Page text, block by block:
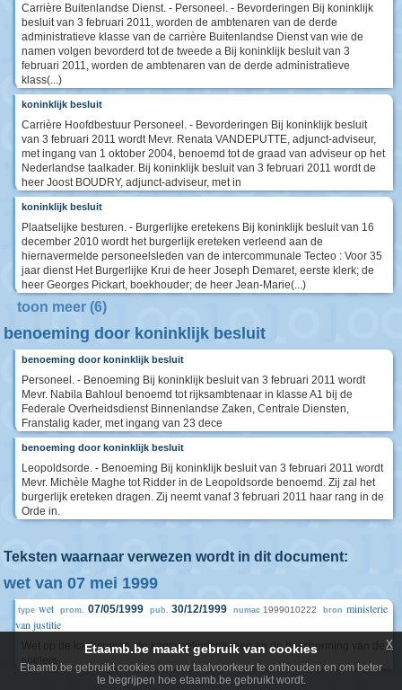
Carrière Buitenlandse Dienst. - Personeel. - Bevorderingen Bij koninklijk
besluit van 3 februari 2011, worden de ambtenaren van de derde
administratieve klasse van de carrière Buitenlandse Dienst van wie de
namen volgen bevorderd tot de tweede a Bij koninklijk besluit van 3
februari 2011, worden de ambtenaren van de derde administratieve
klass(...)
koninklijk besluit
Carrière Hoofdbestuur Personeel. - Bevorderingen Bij koninklijk besluit
van 3 februari 2011 wordt Mevr. Renata VANDEPUTTE, adjunct-adviseur,
met ingang van 1 oktober 2004, benoemd tot de graad van adviseur op het
Nederlandse taalkader. Bij koninklijk besluit van 3 februari 2011 wordt de
heer Joost BOUDRY, adjunct-adviseur, met in
koninklijk besluit
Plaatselijke besturen. - Burgerlijke eretekens Bij koninklijk besluit van 16
december 2010 wordt het burgerlijk ereteken verleend aan de
hiernavermelde personeelsleden van de intercommunale Tecteo : Voor 35
jaar dienst Het Burgerlijke Krui de heer Joseph Demaret, eerste klerk; de
heer Georges Pickart, boekhouder; de heer Jean-Marie(...)
toon meer (6)
benoeming door koninklijk besluit
benoeming door koninklijk besluit
Personeel. - Benoeming Bij koninklijk besluit van 3 februari 2011 wordt
Mevr. Nabila Bahloul benoemd tot rijksambtenaar in klasse A1 bij de
Federale Overheidsdienst Binnenlandse Zaken, Centrale Diensten,
Franstalig kader, met ingang van 23 dece
benoeming door koninklijk besluit
Leopoldsorde. - Benoeming Bij koninklijk besluit van 3 februari 2011 wordt
Mevr. Michèle Maghe tot Ridder in de Leopoldsorde benoemd. Zij zal het
burgerlijk ereteken dragen. Zij neemt vanaf 3 februari 2011 haar rang in de
Orde in.
Teksten waarnaar verwezen wordt in dit document:
wet van 07 mei 1999
type wet prom. 07/05/1999 pub. 30/12/1999 numac 1999010222 bron ministerie
van justitie
Wet op de kansspelen, de kansspelinrichtingen en de bescherming van de
Etaamb.be maakt gebruik van cookies
Etaamb.be gebruikt cookies om uw taalvoorkeur te onthouden en om beter
te begrijpen hoe etaamb.be gebruikt wordt.
x